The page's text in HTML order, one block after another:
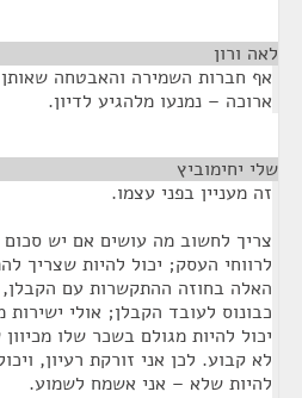
לאה ורון
אף חברות השמירה והאבטחה
ארוכה – נמנעו מלהגיע לדיון.
שלי יחימוביץ
זה מעניין בפני עצמו.
צריך לחשוב מה עושים אם יש
לרווחי העסק; יכול להיות שצריך
האלה בחוזה ההתקשרות עם
כבונוס לעובד הקבלן; אולי
יכול להיות מגולם בשכר שלו
לא קבוע. לכן אני זורקת רעיון,
להיות שלא – אני אשמח לשמוע.